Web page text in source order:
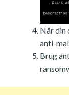
Når din
anti-
Brug